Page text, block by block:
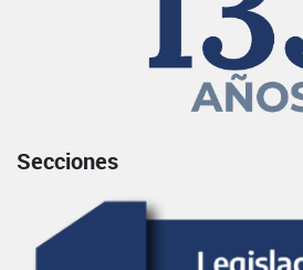
Secciones